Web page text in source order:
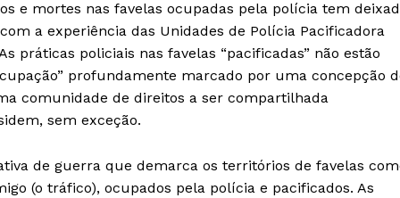
e mortes nas favelas ocupadas pela polícia tem
a experiência das Unidades de Polícia Pacificadora
práticas policiais nas favelas “pacificadas” não estão
profundamente marcado por uma concepção
comunidade de direitos a ser compartilhada
sem exceção.
de guerra que demarca os territórios de favelas
(o tráfico), ocupados pela polícia e pacificados. As